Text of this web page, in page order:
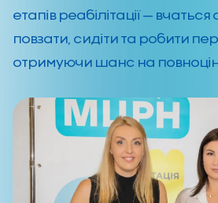
етапів реабілітації —
повзати, сидіти та робити
отримуючи шанс на